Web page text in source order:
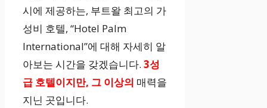
시에 제공하는, 부트왈 최고의 가
성비 호텔, “Hotel Palm
International”에 대해 자세히 알
아보는 시간을 갖겠습니다. 3성
급 호텔이지만, 그 이상의 매력을
지닌 곳입니다.